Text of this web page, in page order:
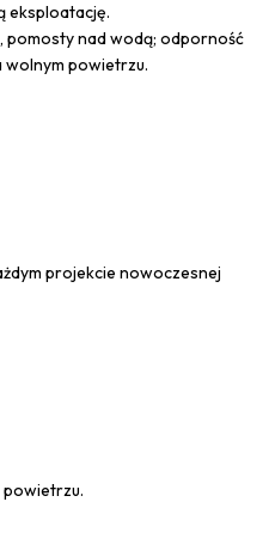
eksploatację.
pomosty nad wodą; odporność
powietrzu.
projekcie nowoczesnej